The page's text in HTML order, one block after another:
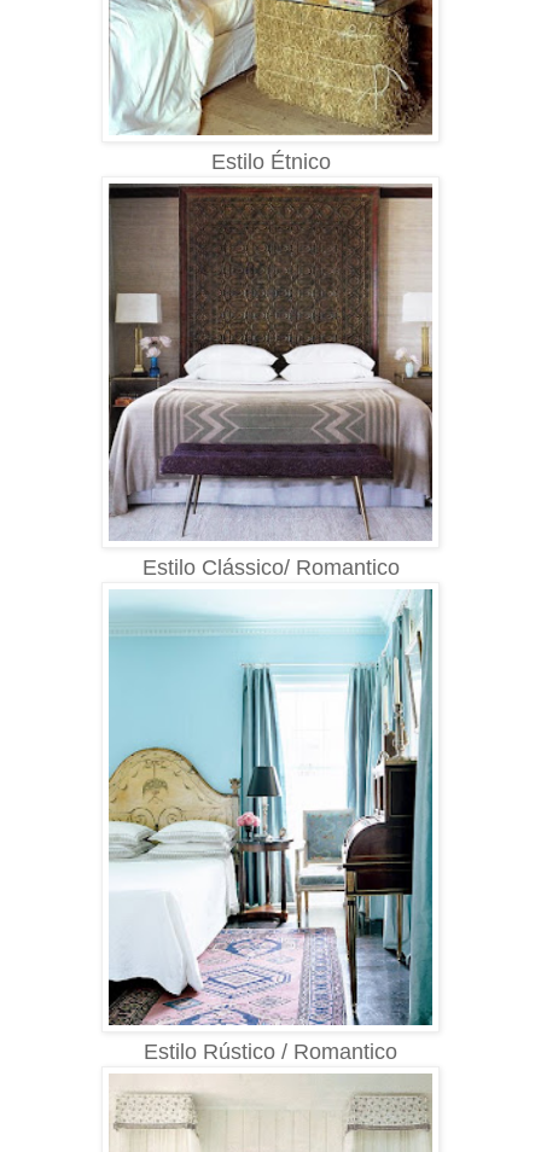
Estilo Étnico
Estilo Clássico/ Romantico
Estilo Rústico / Romantico